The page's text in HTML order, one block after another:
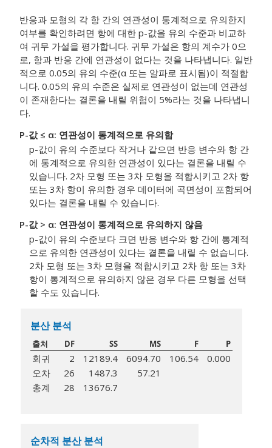
반응과 모형의 각 항 간의 연관성이 통계적으로 유의한지
여부를 확인하려면 항에 대한 p-값을 유의 수준과 비교하
여 귀무 가설을 평가합니다. 귀무 가설은 항의 계수가 0으
로, 항과 반응 간에 연관성이 없다는 것을 나타냅니다. 일반
적으로 0.05의 유의 수준(α 또는 알파로 표시됨)이 적절합
니다. 0.05의 유의 수준은 실제로 연관성이 없는데 연관성
이 존재한다는 결론을 내릴 위험이 5%라는 것을 나타냅니
다.
P-값 ≤ α: 연관성이 통계적으로 유의함
p-값이 유의 수준보다 작거나 같으면 반응 변수와 항 간
에 통계적으로 유의한 연관성이 있다는 결론을 내릴 수
있습니다. 2차 모형 또는 3차 모형을 적합시키고 2차 항
또는 3차 항이 유의한 경우 데이터에 곡면성이 포함되어
있다는 결론을 내릴 수 있습니다.
P-값 > α: 연관성이 통계적으로 유의하지 않음
p-값이 유의 수준보다 크면 반응 변수와 항 간에 통계적
으로 유의한 연관성이 있다는 결론을 내릴 수 없습니다.
2차 모형 또는 3차 모형을 적합시키고 2차 항 또는 3차
항이 통계적으로 유의하지 않은 경우 다른 모형을 선택
할 수도 있습니다.
분산 분석
출처 DF SS MS F P
회귀 2 12189.4 6094.70 106.54
0.000
오차
26 1487.3
57.21
총계
28 13676.7
순차적 분산 분석